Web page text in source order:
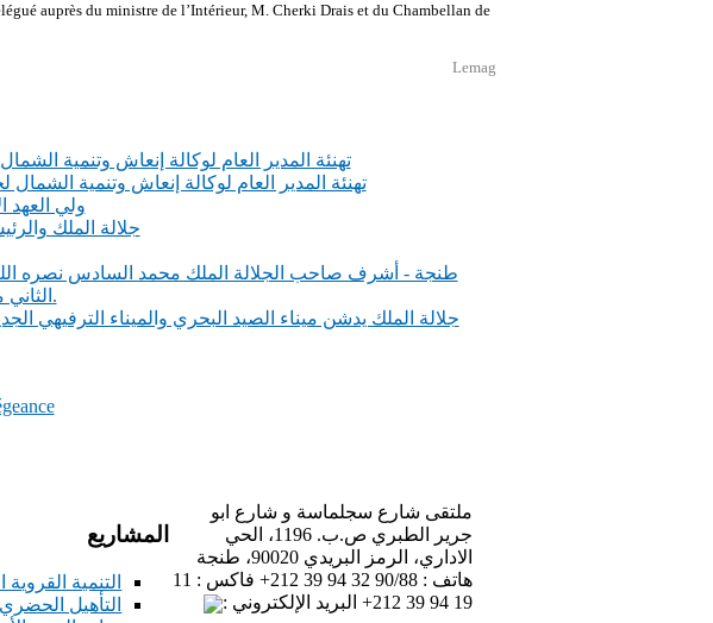
auprès du ministre de l’Intérieur, M. Cherki Drais et du Chambellan de
Lemag
تهنئة المدير العام لوكالة إنعاش وتنمية
تهنئة المدير العام لوكالة إنعاش وتنمية
ولي العهد
جلالة الملك
طنجة - أشرف صاحب الجلالة الملك محمد السادس نصره
الثاني من نوعه الذي تنجزه مؤسسة محمد الخامس للتضامن على مستوى عاصمة البوغاز.
جلالة الملك يدشن ميناء الصيد البحري والميناء الترفيهي
المشاريع
التنمية
التأهيل الحضري
ملتقى شارع سجلماسة و شارع ابو
جرير الطبري ص.ب. 1196، الحي
الاداري، الرمز البريدي 90020، طنجة
هاتف : 90/88 32 94 39 212+ فاكس : 11
19 94 39 212+ البريد الإلكتروني :